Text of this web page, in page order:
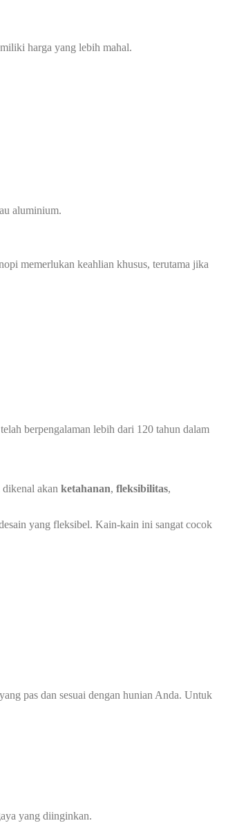
harga yang lebih mahal.
aluminium.
memerlukan keahlian khusus, terutama jika
berpengalaman lebih dari 120 tahun dalam
akan ketahanan, fleksibilitas,
yang fleksibel. Kain-kain ini sangat cocok
pas dan sesuai dengan hunian Anda. Untuk
yang diinginkan.